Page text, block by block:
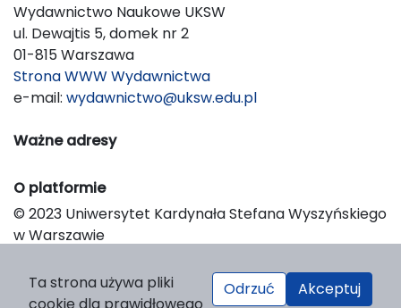
Wydawnictwo Naukowe UKSW
ul. Dewajtis 5, domek nr 2
01-815 Warszawa
Strona WWW Wydawnictwa
e-mail: wydawnictwo@uksw.edu.pl
Ważne adresy
O platformie
© 2023 Uniwersytet Kardynała Stefana Wyszyńskiego
w Warszawie
Platform & Workflow by OJS/PKP
Ta strona używa pliki
Odrzuć Akceptuj